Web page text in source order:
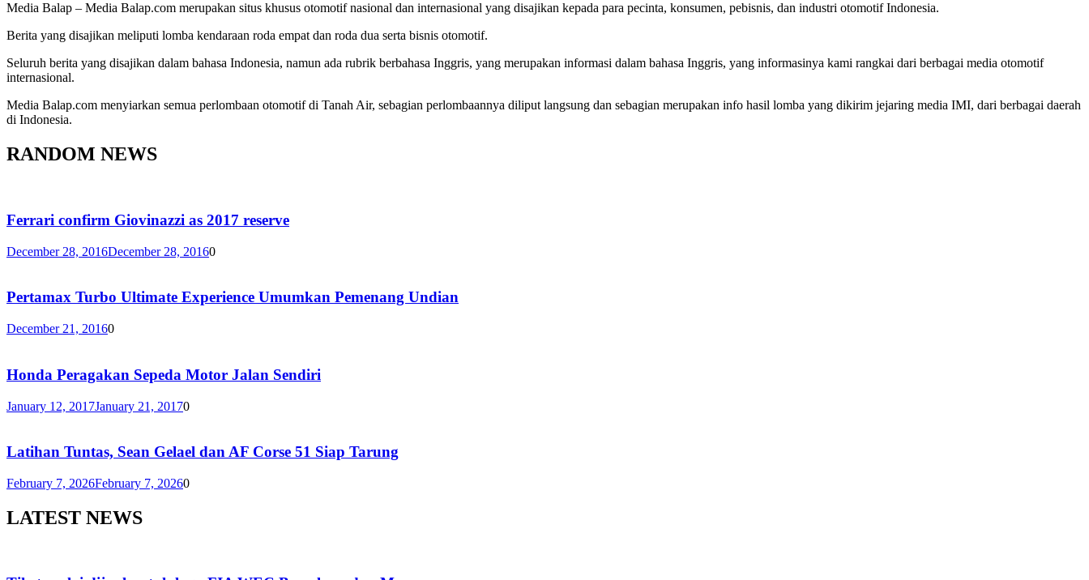
Media Balap – Media Balap.com merupakan situs khusus otomotif nasional dan internasional yang disajikan kepada para pecinta, konsumen, pebisnis, dan industri otomotif Indonesia.
Berita yang disajikan meliputi lomba kendaraan roda empat dan roda dua serta bisnis otomotif.
Seluruh berita yang disajikan dalam bahasa Indonesia, namun ada rubrik berbahasa Inggris, yang merupakan informasi dalam bahasa Inggris, yang informasinya kami rangkai dari berbagai media otomotif
internasional.
Media Balap.com menyiarkan semua perlombaan otomotif di Tanah Air, sebagian perlombaannya diliput langsung dan sebagian merupakan info hasil lomba yang dikirim jejaring media IMI, dari berbagai daerah
di Indonesia.
RANDOM NEWS
Ferrari confirm Giovinazzi as 2017 reserve
December 28, 2016December 28, 20160
Pertamax Turbo Ultimate Experience Umumkan Pemenang Undian
December 21, 20160
Honda Peragakan Sepeda Motor Jalan Sendiri
January 12, 2017January 21, 20170
Latihan Tuntas, Sean Gelael dan AF Corse 51 Siap Tarung
February 7, 2026February 7, 20260
LATEST NEWS